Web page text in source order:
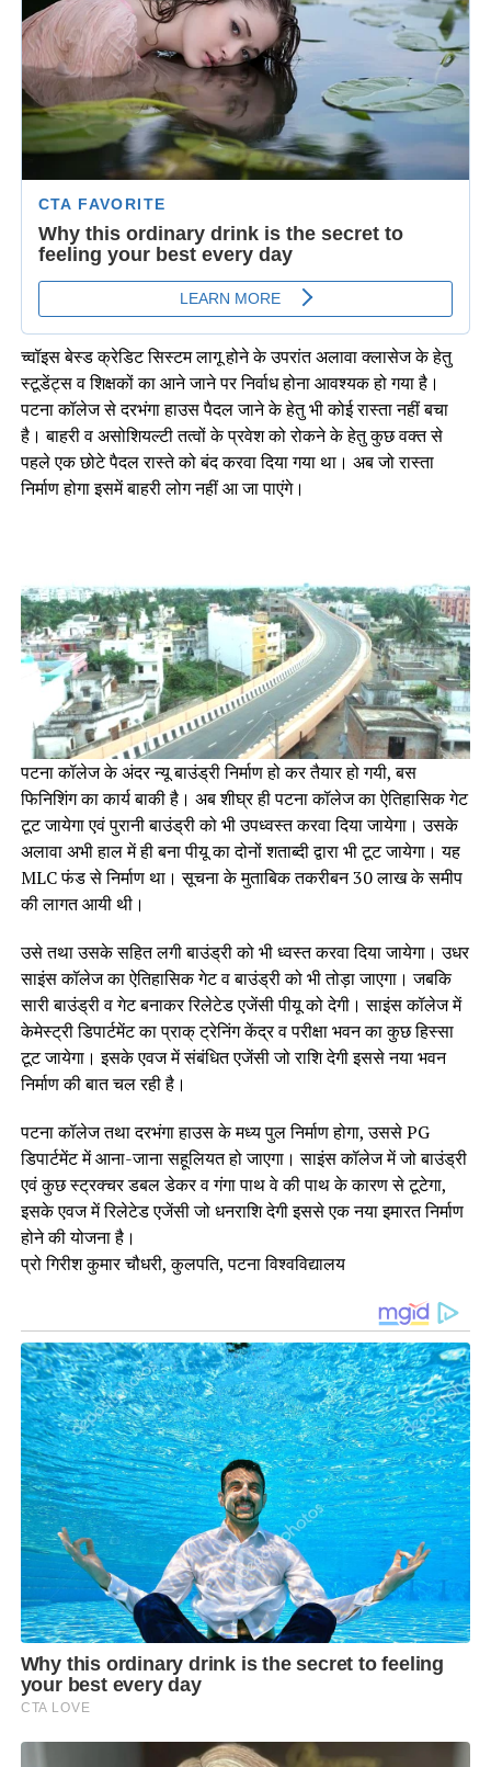
च्वॉइस बेस्ड क्रेडिट सिस्टम लागू होने के उपरांत अलावा क्लासेज के हेतु
स्टूडेंट्स व शिक्षकों का आने जाने पर निर्वाध होना आवश्यक हो गया है।
पटना कॉलेज से दरभंगा हाउस पैदल जाने के हेतु भी कोई रास्ता नहीं बचा
है। बाहरी व असोशियल्टी तत्वों के प्रवेश को रोकने के हेतु कुछ वक्त से
पहले एक छोटे पैदल रास्ते को बंद करवा दिया गया था। अब जो रास्ता
निर्माण होगा इसमें बाहरी लोग नहीं आ जा पाएंगे।
पटना कॉलेज के अंदर न्यू बाउंड्री निर्माण हो कर तैयार हो गयी, बस
फिनिशिंग का कार्य बाकी है। अब शीघ्र ही पटना कॉलेज का ऐतिहासिक गेट
टूट जायेगा एवं पुरानी बाउंड्री को भी उपध्वस्त करवा दिया जायेगा। उसके
अलावा अभी हाल में ही बना पीयू का दोनों शताब्दी द्वारा भी टूट जायेगा। यह
MLC फंड से निर्माण था। सूचना के मुताबिक तकरीबन 30 लाख के समीप
की लागत आयी थी।
उसे तथा उसके सहित लगी बाउंड्री को भी ध्वस्त करवा दिया जायेगा। उधर
साइंस कॉलेज का ऐतिहासिक गेट व बाउंड्री को भी तोड़ा जाएगा। जबकि
सारी बाउंड्री व गेट बनाकर रिलेटेड एजेंसी पीयू को देगी। साइंस कॉलेज में
केमेस्ट्री डिपार्टमेंट का प्राक् ट्रेनिंग केंद्र व परीक्षा भवन का कुछ हिस्सा
टूट जायेगा। इसके एवज में संबंधित एजेंसी जो राशि देगी इससे नया भवन
निर्माण की बात चल रही है।
पटना कॉलेज तथा दरभंगा हाउस के मध्य पुल निर्माण होगा, उससे PG
डिपार्टमेंट में आना-जाना सहूलियत हो जाएगा। साइंस कॉलेज में जो बाउंड्री
एवं कुछ स्ट्रक्चर डबल डेकर व गंगा पाथ वे की पाथ के कारण से टूटेगा,
इसके एवज में रिलेटेड एजेंसी जो धनराशि देगी इससे एक नया इमारत निर्माण
होने की योजना है।
प्रो गिरीश कुमार चौधरी, कुलपति, पटना विश्वविद्यालय